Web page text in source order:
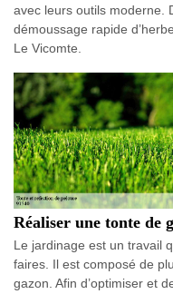
avec leurs outils moderne.
démoussage rapide
Le Vicomte.
Réaliser une tonte de
Le jardinage est un travail
faires. Il est composé de
gazon. Afin d’optimiser et